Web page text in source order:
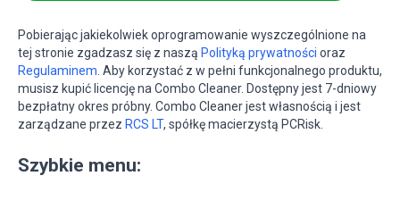
Pobierając jakiekolwiek oprogramowanie wyszczególnione na
tej stronie zgadzasz się z naszą Polityką prywatności oraz
Regulaminem . Aby korzystać z w pełni funkcjonalnego produktu,
musisz kupić licencję na Combo Cleaner. Dostępny jest 7-dniowy
bezpłatny okres próbny. Combo Cleaner jest własnością i jest
zarządzane przez RCS LT, spółkę macierzystą PCRisk.
Szybkie menu: